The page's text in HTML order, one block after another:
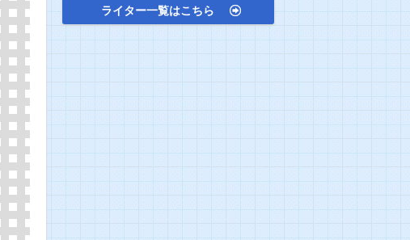
ライター一覧はこちら